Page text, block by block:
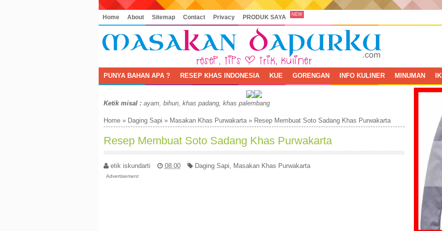
Home About Sitemap Contact Privacy PRODUK SAYA NEW
PUNYA BAHAN APA ? RESEP KHAS INDONESIA KUE GORENGAN INFO KULINER MINUMAN
Ketik misal :ayam, bihun, khas padang, khas palembang
Home» Daging Sapi » Masakan Khas Purwakarta» Resep Membuat Soto Sadang Khas Purwakarta
Resep Membuat Soto Sadang Khas Purwakarta
etik iskundarti 08.00 Daging Sapi Masakan Khas Purwakarta
Advertisement